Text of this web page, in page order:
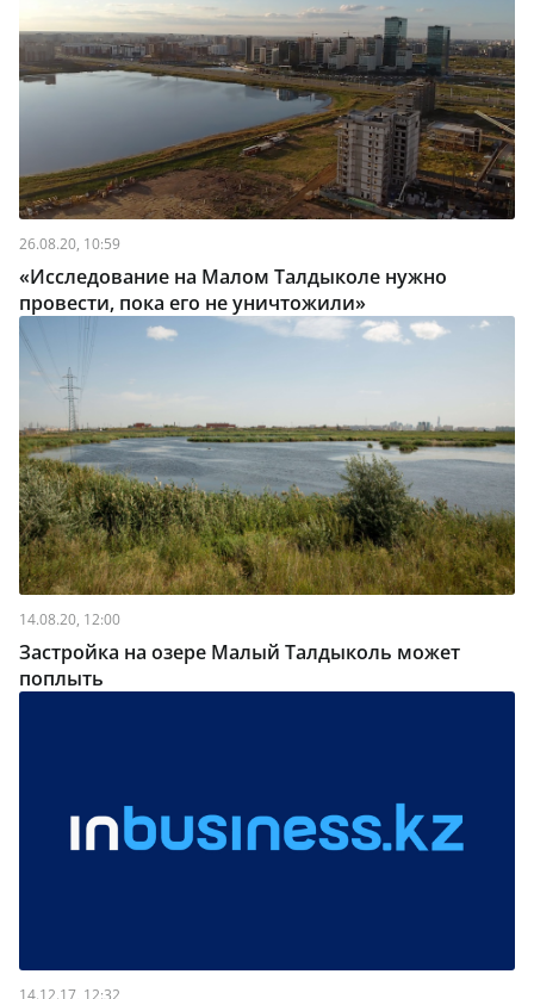
26.08.20, 10:59
«Исследование на Малом Талдыколе нужно
провести, пока его не уничтожили»
14.08.20, 12:00
Застройка на озере Малый Талдыколь может
поплыть
14.12.17, 12:32